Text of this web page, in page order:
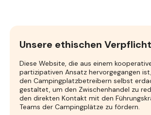
Unsere ethischen
Diese Website, die aus einem
partizipativen Ansatz hervorgegangen
den Campingplatzbetreibern selbst
gestaltet, um den Zwischenhandel zu
den direkten Kontakt mit den
Teams der Campingplätze zu fördern.